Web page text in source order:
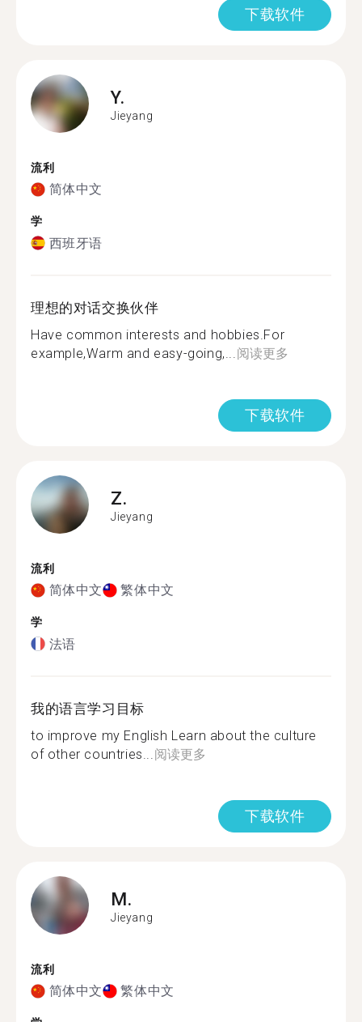
下载软件
Y.
Jieyang
流利
简体中文
学
西班牙语
理想的对话交换伙伴
Have common interests and hobbies.For
example,Warm and easy-going,... 阅读更多
下载软件
Z.
Jieyang
流利
简体中文 繁体中文
学
法语
我的语言学习目标
to improve my English Learn about the culture
of other countries... 阅读更多
下载软件
M.
Jieyang
流利
简体中文 繁体中文